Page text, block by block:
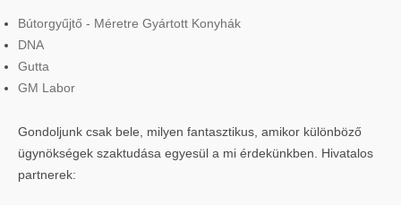
Bútorgyűjtő - Méretre Gyártott Konyhák
DNA
Gutta
GM Labor
Gondoljunk csak bele, milyen fantasztikus, amikor különböző
ügynökségek szaktudása egyesül a mi érdekünkben. Hivatalos
partnerek: